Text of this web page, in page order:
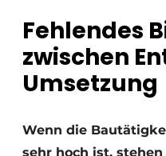
Datenschutz /
Ein
Videos
Fehlendes
zwischen
Umsetzung
Wenn die
sehr hoch ist,